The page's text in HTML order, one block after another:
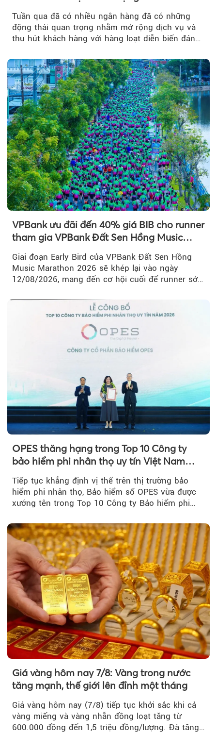
Tuần qua đã có nhiều ngân hàng đã có những
động thái quan trọng nhằm mở rộng dịch vụ và
thu hút khách hàng với hàng loạt diễn biến đáng
VPBank ưu đãi đến 40% giá BIB cho runner
tham gia VPBank Đất Sen Hồng Music
Giai đoạn Early Bird của VPBank Đất Sen Hồng
Music Marathon 2026 sẽ khép lại vào ngày
12/08/2026, mang đến cơ hội cuối để runner sở
OPES thăng hạng trong Top 10 Công ty
bảo hiểm phi nhân thọ uy tín Việt Nam
2026
Tiếp tục khẳng định vị thế trên thị trường bảo
hiểm phi nhân thọ, Bảo hiểm số OPES vừa được
xướng tên trong Top 10 Công ty Bảo hiểm phi
Giá vàng hôm nay 7/8: Vàng trong nước
tăng mạnh, thế giới lên đỉnh một tháng
Giá vàng hôm nay (7/8) tiếp tục khởi sắc khi cả
vàng miếng và vàng nhẫn đồng loạt tăng từ
600.000 đồng đến 1,5 triệu đồng/lượng. Đà tăng